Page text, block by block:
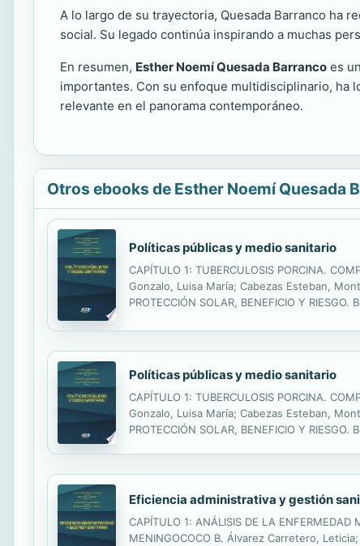
A lo largo de su trayectoria, Quesada Barranco ha
social. Su legado continúa inspirando a muchas
En resumen, Esther Noemí Quesada Barranco es
importantes. Con su enfoque multidisciplinario, ha
relevante en el panorama contemporáneo.
Otros ebooks de Esther Noemí Quesada
Políticas públicas y medio sanitario
CAPÍTULO 1: TUBERCULOSIS PORCINA.
Gonzalo, Luisa María; Cabezas Esteban,
PROTECCIÓN SOLAR, BENEFICIO Y
Políticas públicas y medio sanitario
CAPÍTULO 1: TUBERCULOSIS PORCINA.
Gonzalo, Luisa María; Cabezas Esteban,
PROTECCIÓN SOLAR, BENEFICIO Y
Eficiencia administrativa y gestión
CAPÍTULO 1: ANÁLISIS DE LA ENFERMEDAD
MENINGOCOCO B. Álvarez Carretero,